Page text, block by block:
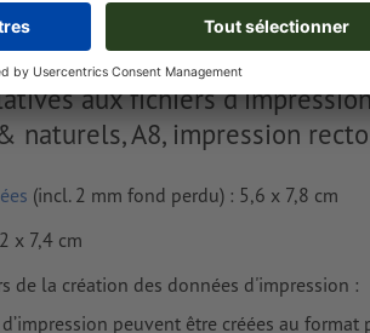
aux fichiers
naturels, A8, impression
(incl. 2 mm fond perdu) : 5,6 x 7,8 cm
x 7,4 cm
de la création des données d'impression :
peuvent être créées au format